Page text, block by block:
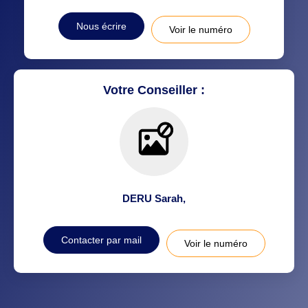
RÉSULTATS DES LYCÉES ECOLES ET CRÈCHES
Nous écrire Voir le numéro
Votre Conseiller :
DERU Sarah,
Contacter par mail Voir le numéro